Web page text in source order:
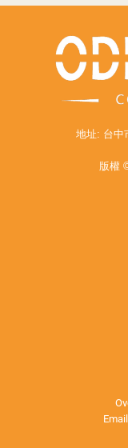
地址: 台中
版權